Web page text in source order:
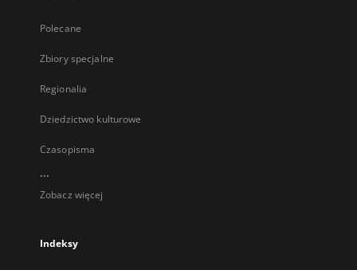
Polecane
Zbiory specjalne
Regionalia
Dziedzictwo kulturowe
Czasopisma
...
Zobacz więcej
Indeksy